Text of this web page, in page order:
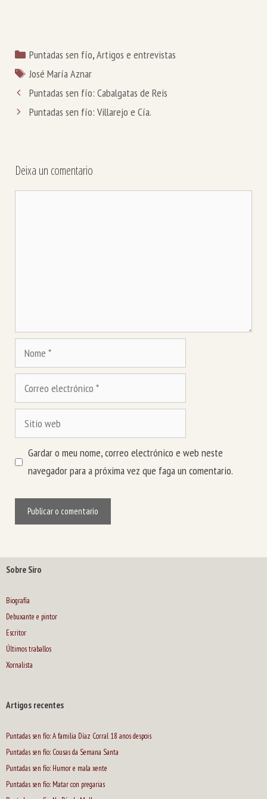
Categorías
Puntadas sen fío,Artigos e entrevistas
Etiquetas
José María Aznar
Puntadas sen fío: Cabalgatas de Reis
Puntadas sen fío: Villarejo e Cía.
Deixa un comentario
Nome
Correo
electrónico
Sitio
web
Gardar o meu nome, correo electrónico e web neste
navegador para a próxima vez que faga un comentario.
Sobre Siro
Biografía
Debuxante e pintor
Escritor
Últimos traballos
Xornalista
Artigos recentes
Puntadas sen fío: A familia Díaz Corral 18 anos despois
Puntadas sen fío: Cousas da Semana Santa
Puntadas sen fío: Humor e mala xente
Puntadas sen fío: Matar con pregarias